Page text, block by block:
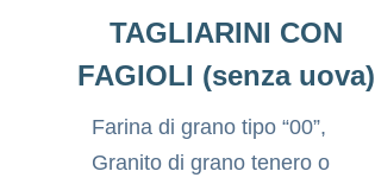
TAGLIARINI CON
FAGIOLI (senza uova)
Farina di grano tipo “00”,
Granito di grano tenero o